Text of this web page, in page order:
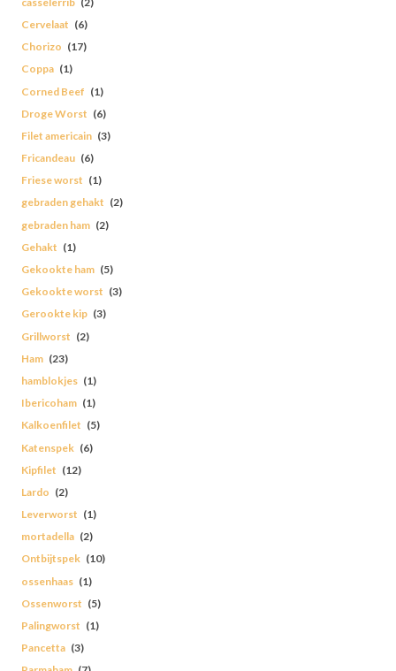
Cervelaat (6)
Chorizo (17)
Coppa (1)
Corned Beef (1)
Droge Worst (6)
Filet americain (3)
Fricandeau (6)
Friese worst (1)
gebraden gehakt (2)
gebraden ham (2)
Gehakt (1)
Gekookte ham (5)
Gekookte worst (3)
Gerookte kip (3)
Grillworst (2)
Ham (23)
hamblokjes (1)
Ibericoham (1)
Kalkoenfilet (5)
Katenspek (6)
Kipfilet (12)
Lardo (2)
Leverworst (1)
mortadella (2)
Ontbijtspek (10)
ossenhaas (1)
Ossenworst (5)
Palingworst (1)
Pancetta (3)